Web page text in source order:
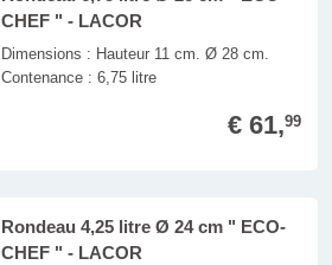
CHEF " - LACOR
Dimensions : Hauteur 11 cm. Ø 28 cm.
Contenance : 6,75 litre
€ 61,99
Rondeau 4,25 litre Ø 24 cm " ECO-
CHEF " - LACOR